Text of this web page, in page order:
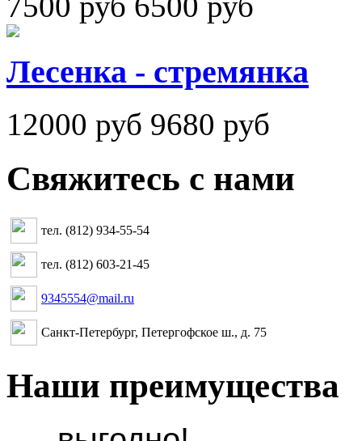
Лесенка - стремянка
12000 руб 9680 руб
Свяжитесь с нами
тел. (812) 934-55-54
тел. (812) 603-21-45
9345554@mail.ru
Санкт-Петербург, Петергофское ш., д. 75
Наши преимущества